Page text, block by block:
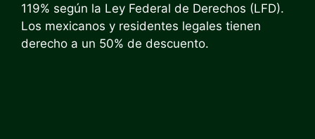
119% según la Ley Federal de Derechos (LFD).
Los mexicanos y residentes legales tienen
derecho a un 50% de descuento.